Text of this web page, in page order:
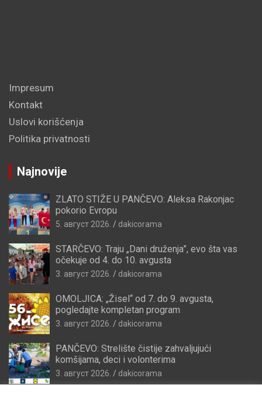
Impresum
Kontakt
Uslovi korišćenja
Politika privatnosti
Najnovije
ZLATO STIŽE U PANČEVO: Aleksa Rakonjac
pokorio Evropu
5. август 2026. dakicorama
STARČEVO: Traju „Dani druženja”, evo šta vas
očekuje od 4. do 10. avgusta
3. август 2026. dakicorama
OMOLJICA: „Žisel“ od 7. do 9. avgusta,
pogledajte kompletan program
3. август 2026. dakicorama
PANČEVO: Strelište čistije zahvaljujući
komšijama, deci i volonterima
3. август 2026. dakicorama